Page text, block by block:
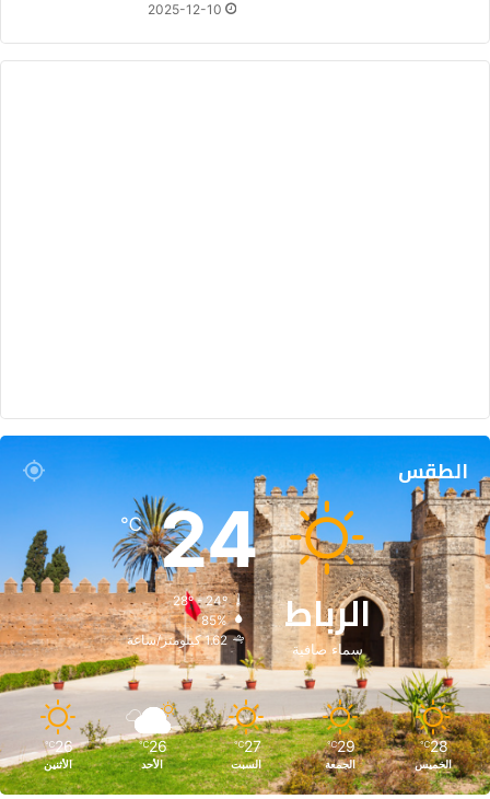
خ
ل
ع
د
ا
ل
ة
و
ا
ل
م
ي
ة
2025-12-10
الطقس
الرباط
سماء صافية
24
℃
28º - 24º
85%
1.62 كيلومتر/ساعة
28
℃
الخميس
29
℃
الجمعة
27
℃
السبت
26
℃
الأحد
26
℃
الأثنين